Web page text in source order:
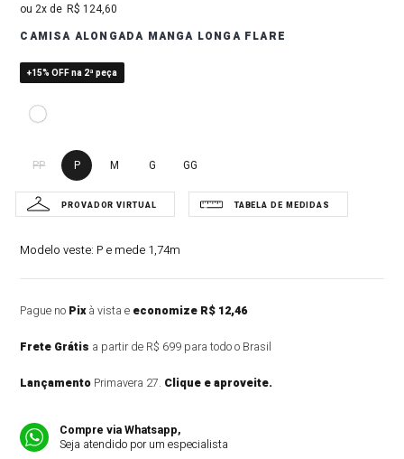
2 R$ 124,60
CAMISA ALONGADA MANGA LONGA FLARE
+15% OFF na 2ª peça
PP P M G GG
Modelo veste: P e mede 1,74m
Pague no Pixà vista e economize R$ 12,46
Frete Grátis a partir de R$ 699 para todo o Brasil
Lançamento Primavera 27. Clique e aproveite.
Compre via Whatsapp,
Seja atendido por um especialista